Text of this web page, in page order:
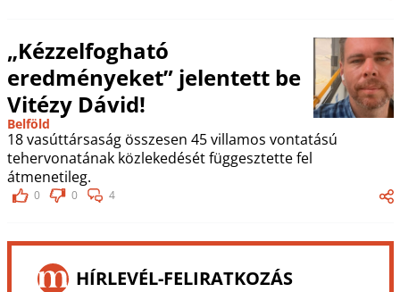
„Kézzelfogható
eredményeket” jelentett be
Vitézy Dávid!
Belföld
18 vasúttársaság összesen 45 villamos vontatású
tehervonatának közlekedését függesztette fel
átmenetileg.
0 0 4
HÍRLEVÉL-FELIRATKOZÁS